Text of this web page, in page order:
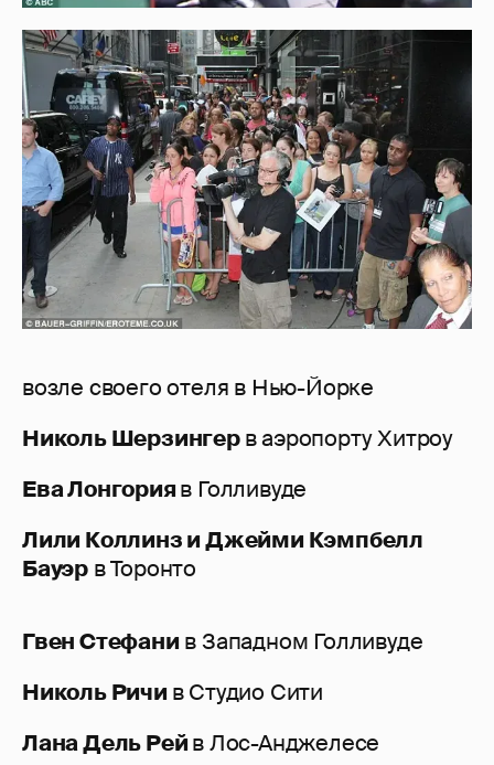
возле своего отеля в Нью-Йорке
Николь Шерзингерв аэропорту Хитроу
Ева Лонгорияв Голливуде
Лили Коллинз и Джейми Кэмпбелл
Бауэр в Торонто
Гвен Стефани в Западном Голливуде
Николь Ричи в Студио Сити
Лана Дель Рейв Лос-Анджелесе